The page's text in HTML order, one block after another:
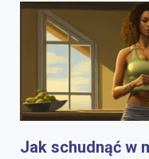
Jak schudnąć w